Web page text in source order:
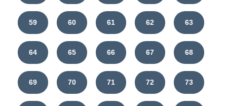
59 60 61 62 63
64 65 66 67 68
69 70 71 72 73